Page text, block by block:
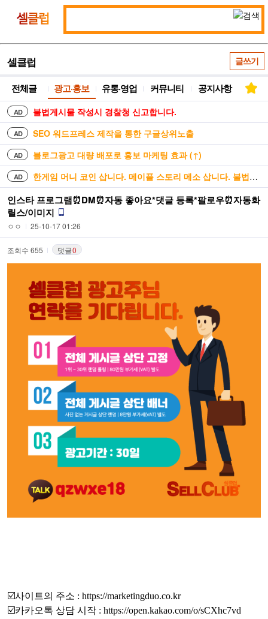
럽
셀클럽 글쓰기
전체글 광고·홍보 유통·영업 커뮤니티 공지사항
AD 불법게시물 작성시 경찰청 신고합니다.
AD SEO 워드프레스 제작을 통한 구글상위노출
AD 블로그광고 대량 배포로 홍보 마케팅 효과 (↑)
AD 한게임 머니 코인 삽니다. 메이플 스토리 메소 삽니다. 불법거래 안합니다
인스타 프로그램⏰DM⏰자동 좋아요*댓글 등록*팔로우⏰자동화
릴스/이미지
ㅇㅇ 25-10-17 01:26
조회수 655 댓글0
☑️사이트의 주소 : https://marketingduo.co.kr
☑️카카오톡 상담 시작 : https://open.kakao.com/o/sCXhc7vd